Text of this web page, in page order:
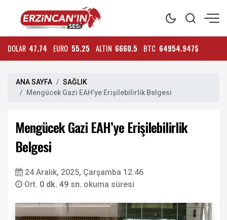
DOLAR 47.74 EURO 55.25 ALTIN 6660.5 BTC 64954.947$
ANA SAYFA
SAĞLIK
Mengücek Gazi EAH’ye Erişilebilirlik Belgesi
Mengücek Gazi EAH’ye Erişilebilirlik
Belgesi
24 Aralık, 2025, Çarşamba 12:46
Ort. 0 dk. 49 sn. okuma süresi